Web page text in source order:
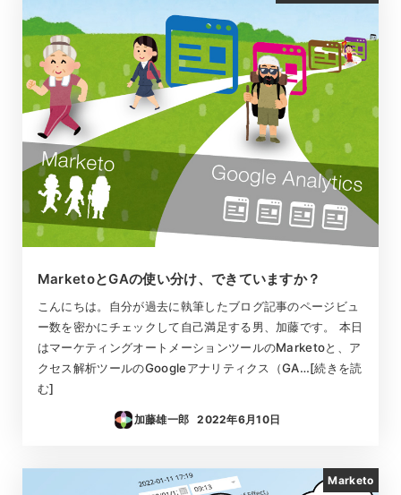
MarketoとGAの使い分け、できていますか？
こんにちは。自分が過去に執筆したブログ記事のページビュ
ー数を密かにチェックして自己満足する男、加藤です。 本日
はマーケティングオートメーションツールのMarketoと、ア
クセス解析ツールのGoogleアナリティクス（GA…[続きを読
む]
加藤雄一郎
投稿日
2022年6月10日
Marketo